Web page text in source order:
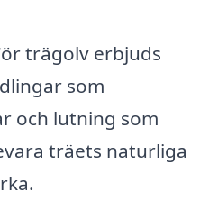
trägolv erbjuds
som
och lutning som
träets naturliga